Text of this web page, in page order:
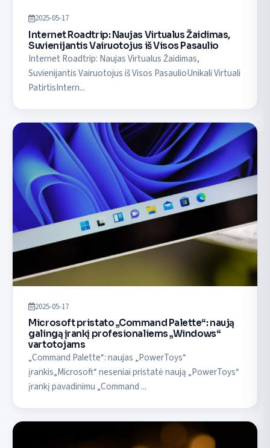
2025-05-17
Internet Roadtrip: Naujas Virtualus Žaidimas,
Suvienijantis Vairuotojus iš Visos Pasaulio
Internet Roadtrip: Naujas Virtualus Žaidimas,
Suvienijantis Vairuotojus iš Visos PasaulioUnikali Virtuali
PatirtisIntern...
2025-05-17
Microsoft pristato „Command Palette“: naują
galingą įrankį profesionaliems „Windows“
vartotojams
„Command Palette“: naujas „PowerToys“
įrankis„Microsoft“ neseniai pristatė naują „PowerToys“
įrankį pavadinimu „Command ...